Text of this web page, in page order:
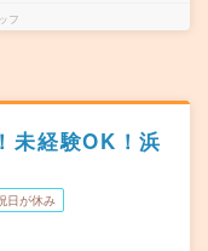
フ
未経験OK！浜
日が休み